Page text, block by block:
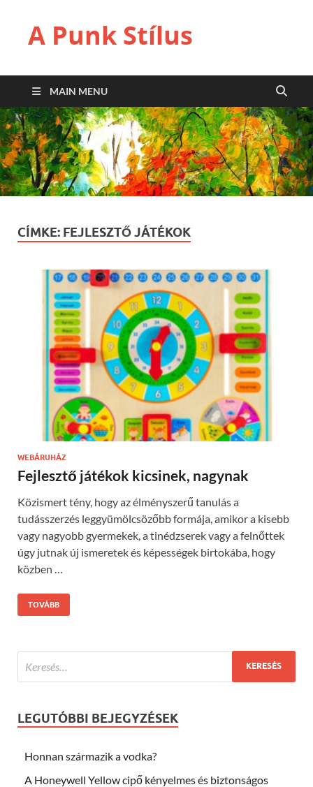
A Punk Stílus
MAIN MENU
CÍMKE: FEJLESZTŐ JÁTÉKOK
WEBÁRUHÁZ
Fejlesztő játékok kicsinek, nagynak
Közismert tény, hogy az élményszerű tanulás a
tudásszerzés leggyümölcsözőbb formája, amikor a kisebb
vagy nagyobb gyermekek, a tinédzserek vagy a felnőttek
úgy jutnak új ismeretek és képességek birtokába, hogy
közben …
TOVÁBB
LEGUTÓBBI BEJEGYZÉSEK
Honnan származik a vodka?
A Honeywell Yellow cipő kényelmes és biztonságos